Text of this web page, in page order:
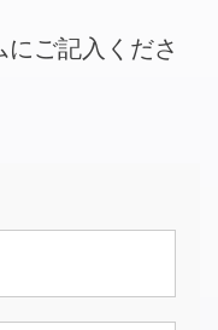
ご記入くださ